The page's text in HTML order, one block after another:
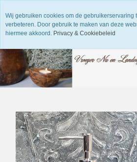
Wij gebruiken cookies om de gebruikerservaring
verbeteren. Door gebruik te maken van deze
hiermee akkoord. Privacy & Cookiebeleid